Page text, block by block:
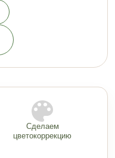
Сделаем
цветокоррекцию